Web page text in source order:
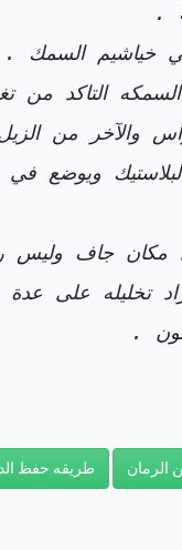
.
خياشيم السمك .
التاكد من
والآخر من
ويوضع
وليس رطب لمدة 10
تخليله على
.
الرمان طريقه حفظ